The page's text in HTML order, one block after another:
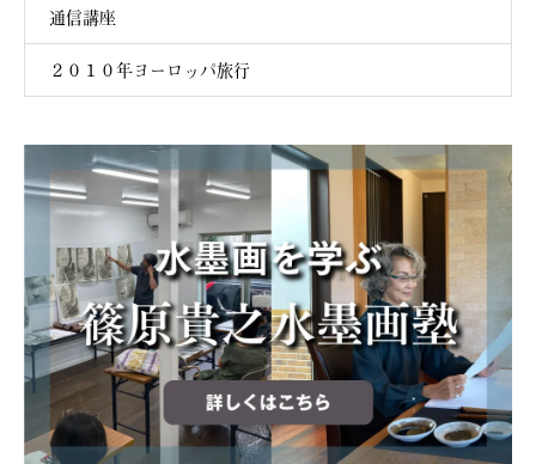
通信講座
２０１０年ヨーロッパ旅行